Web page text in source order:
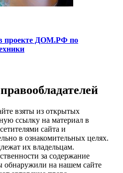
в проекте ДОМ.РФ по
взяты из открытых
ссылку на материал в
сайта и
в ознакомительных целях.
их владельцам.
за содержание
обнаружили на нашем сайте